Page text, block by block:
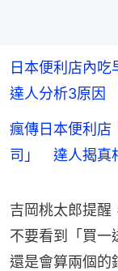
日本便利店內
達人分析3原因
瘋傳日本便利
司」 達人揭真
吉岡桃太郎提醒
不要看到「買一
還是會算兩個的